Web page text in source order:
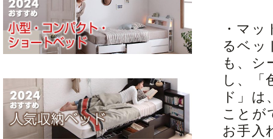
・マ
るベッ
も、シ
し、「
ド」
ことが
お手入